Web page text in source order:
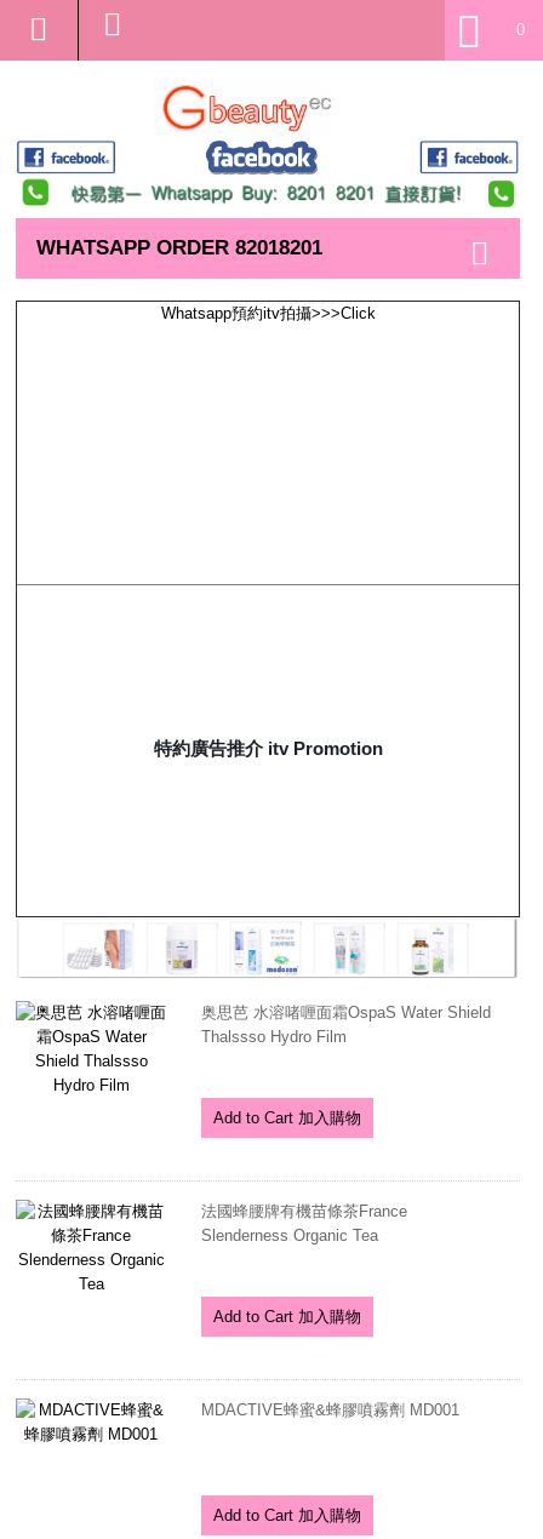
0
WHATSAPP ORDER 82018201
Whatsapp預約itv拍攝>>>Click
特約廣告推介 itv Promotion
奥思芭 水溶啫喱面霜OspaS Water Shield
Thalssso Hydro Film
Add to Cart 加入購物
法國蜂腰牌有機苗條茶France
Slenderness Organic Tea
Add to Cart 加入購物
MDACTIVE蜂蜜&蜂膠噴霧劑 MD001
Add to Cart 加入購物